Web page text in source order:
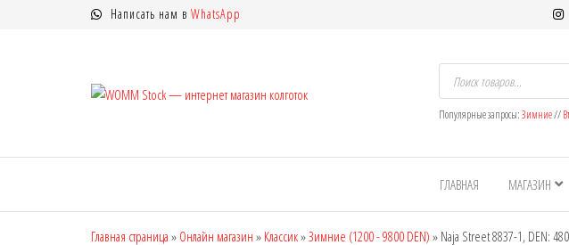
Написать нам в WhatsApp
интернет
колготок
Поиск
товаров
Популярные запросы:Зимние//
ГЛАВНАЯ МАГАЗИН
Главная страница » Онлайн магазин » Классик»Зимние (1200 - 9800 DEN) » Naja Street 8837-1, DEN: